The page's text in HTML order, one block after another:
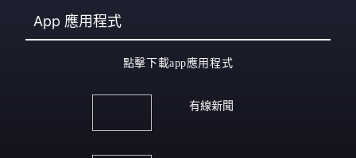
App 應用程式
點擊下載app應用程式
有線新聞